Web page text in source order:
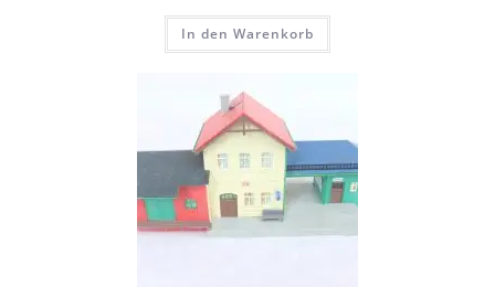
In den Warenkorb